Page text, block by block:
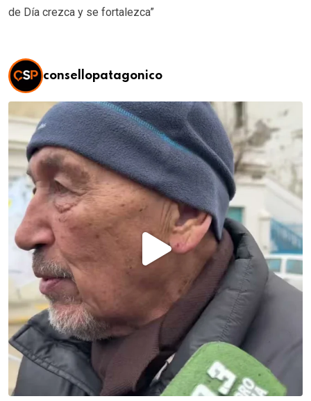
de Día crezca y se fortalezca”
consellopatagonico